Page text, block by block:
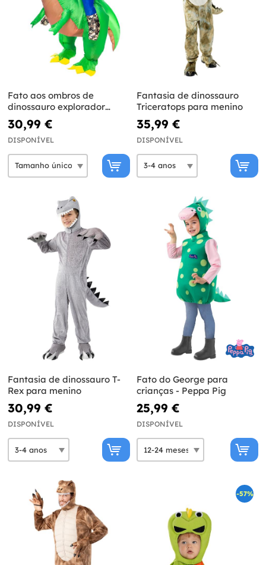
Fato aos ombros de
dinossauro explorador
insuflável para adulto
30,99 €
DISPONÍVEL
Fantasia de dinossauro
Triceratops para menino
35,99 €
DISPONÍVEL
Fantasia de dinossauro T-
Rex para menino
30,99 €
DISPONÍVEL
Fato do George para
crianças - Peppa Pig
25,99 €
DISPONÍVEL
-57%